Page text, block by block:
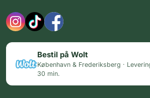
Bestil på Wolt
København & Frederiksberg ·
30 min.